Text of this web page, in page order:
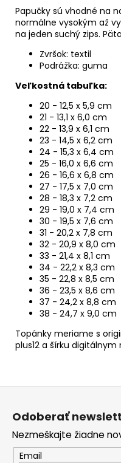
Papučky sú vhodné na
normálne vysokým až
na jeden suchý zips.
Zvršok: textil
Podrážka: guma
Veľkostná tabuľka:
20 - 12,5 x 5,9 cm
21 - 13,1 x 6,0 cm
22 - 13,9 x 6,1 cm
23 - 14,5 x 6,2 cm
24 - 15,3 x 6,4 cm
25 - 16,0 x 6,6 cm
26 - 16,6 x 6,8 cm
27 - 17,5 x 7,0 cm
28 - 18,3 x 7,2 cm
29 - 19,0 x 7,4 cm
30 - 19,5 x 7,6 cm
31 - 20,2 x 7,8 cm
32 - 20,9 x 8,0 cm
33 - 21,4 x 8,1 cm
34 - 22,2 x 8,3 cm
35 - 22,8 x 8,5 cm
36 - 23,5 x 8,6 cm
37 - 24,2 x 8,8 cm
38 - 24,7 x 9,0 cm
Topánky meriame s
plus12 a šírku
Z
Odoberať
Nezmeškajte žiadne
Email